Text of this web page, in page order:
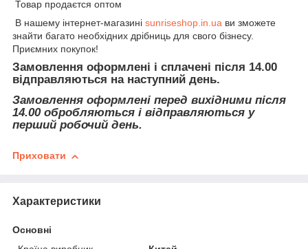
Товар продаєтся оптом
В нашему інтернет-магазині sunriseshop.in.ua ви зможете
знайти багато необхідних дрібниць для свого бізнесу.
Приємних покупок!
Замовлення оформлені і сплачені після 14.00
відправляються на наступний день.
Замовлення оформлені перед вихідними після
14.00 обробляються і відправляються у
перший робочий день.
Приховати
Характеристики
Основні